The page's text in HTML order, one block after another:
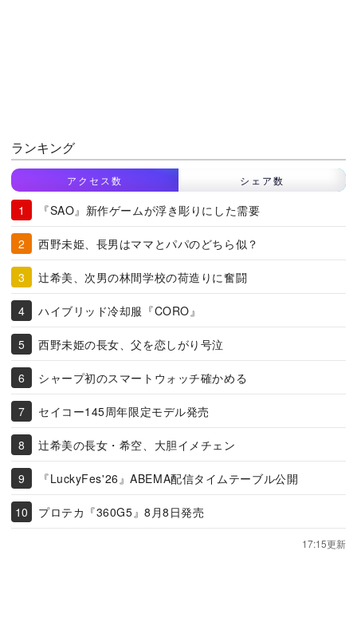
ランキング
アクセス数 シェア数
『SAO』新作ゲームが浮き彫りにした需要
西野未姫、長男はママとパパのどちら似？
辻希美、次男の林間学校の荷造りに奮闘
ハイブリッド冷却服『CORO』
西野未姫の長女、父を恋しがり号泣
シャープ初のスマートウォッチ確かめる
セイコー145周年限定モデル発売
辻希美の長女・希空、大胆イメチェン
『LuckyFes'26』ABEMA配信タイムテーブル公開
プロテカ『360G5』8月8日発売
17:15更新